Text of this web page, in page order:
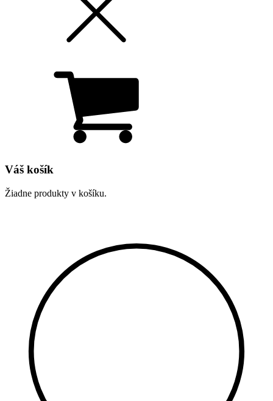
Váš košík
Žiadne produkty v košíku.